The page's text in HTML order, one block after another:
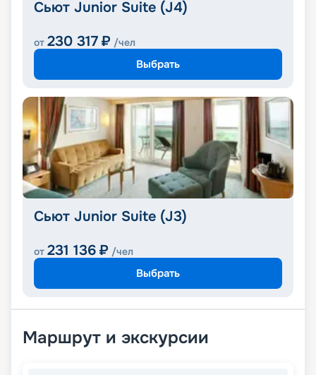
Сьют Junior Suite (J4)
от 230 317 ₽ /чел
Выбрать
Сьют Junior Suite (J3)
от 231 136 ₽ /чел
Выбрать
Маршрут и экскурсии